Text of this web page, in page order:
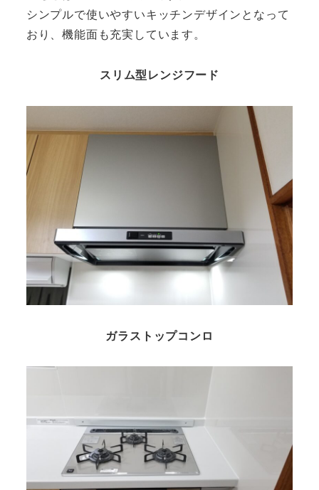
シンプルで使いやすいキッチンデザインとなって
おり、機能面も充実しています。
スリム型レンジフード
ガラストップコンロ